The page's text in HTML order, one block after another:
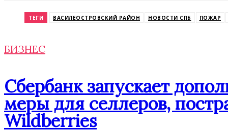
ТЕГИ ВАСИЛЕОСТРОВСКИЙ РАЙОН НОВОСТИ СПБ ПОЖАР
БИЗНЕС
Сбербанк запускает
меры для селлеров,
Wildberries